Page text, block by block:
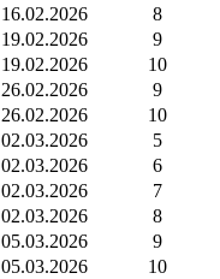
16.02.2026 8
19.02.2026 9
19.02.2026 10
26.02.2026 9
26.02.2026 10
02.03.2026 5
02.03.2026 6
02.03.2026 7
02.03.2026 8
05.03.2026 9
05.03.2026 10